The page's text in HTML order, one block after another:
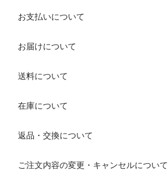
お支払いについて
お届けについて
送料について
在庫について
返品・交換について
ご注文内容の変更・キャンセルについて